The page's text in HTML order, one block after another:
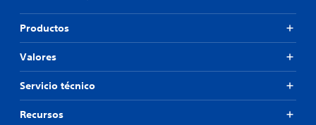
Productos
Valores
Servicio técnico
Recursos